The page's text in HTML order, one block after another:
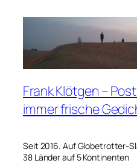
Frank Klötgen –
immer frische
Seit 2016. Auf Globetrotter-
38 Länder auf 5 Kontinenten